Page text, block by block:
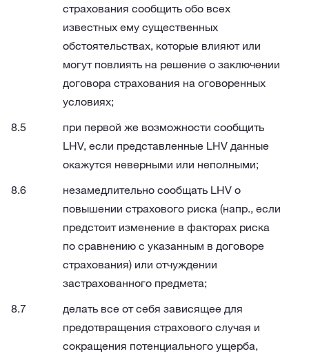
страхования сообщить обо всех
известных ему существенных
обстоятельствах, которые влияют или
могут повлиять на решение о заключении
договора страхования на оговоренных
условиях;
при первой же возможности сообщить
LHV, если представленные LHV данные
окажутся неверными или неполными;
незамедлительно сообщать LHV о
повышении страхового риска (напр., если
предстоит изменение в факторах риска
по сравнению с указанным в договоре
страхования) или отчуждении
застрахованного предмета;
делать все от себя зависящее для
предотвращения страхового случая и
сокращения потенциального ущерба,